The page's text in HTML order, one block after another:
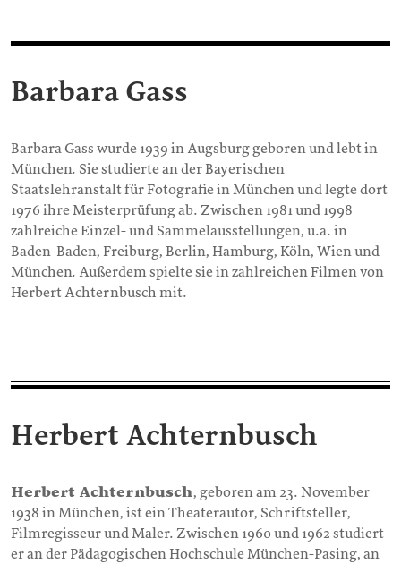
Barbara Gass
Barbara Gass wurde 1939 in Augsburg geboren und lebt in
München. Sie studierte an der Bayerischen
Staatslehranstalt für Fotografie in München und legte dort
1976 ihre Meisterprüfung ab. Zwischen 1981 und 1998
zahlreiche Einzel- und Sammelausstellungen, u.a. in
Baden-Baden, Freiburg, Berlin, Hamburg, Köln, Wien und
München. Außerdem spielte sie in zahlreichen Filmen von
Herbert Achternbusch mit.
Herbert Achternbusch
Herbert Achternbusch, geboren am 23. November
1938 in München, ist ein Theaterautor, Schriftsteller,
Filmregisseur und Maler. Zwischen 1960 und 1962 studiert
er an der Pädagogischen Hochschule München-Pasing, an